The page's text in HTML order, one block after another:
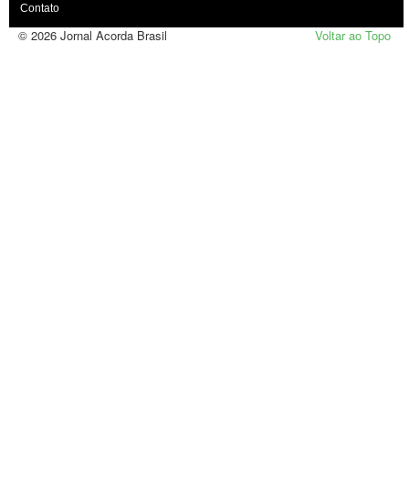
Contato
Voltar ao Topo
© 2026 Jornal Acorda Brasil